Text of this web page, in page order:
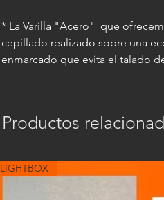
* La Varilla "Acero" que
cepillado realizado sobre una
enmarcado que evita el talado
Productos
LIGHTBOX